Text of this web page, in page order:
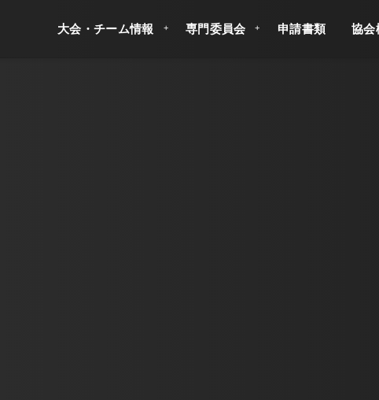
大会・チーム情報 専門委員会 申請書類 協会